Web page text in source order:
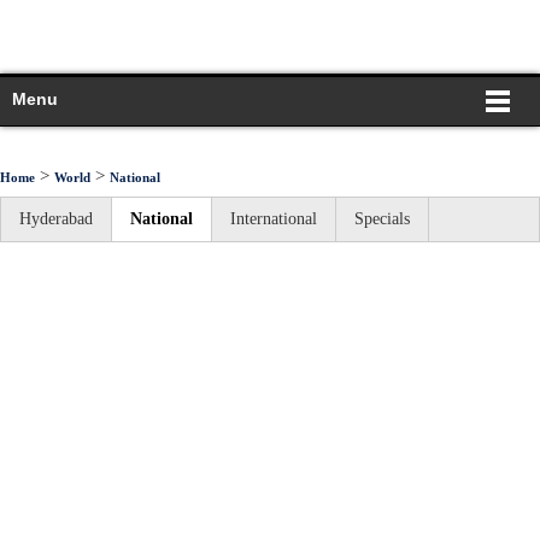
Menu
Home > World > National
Hyderabad National International Specials